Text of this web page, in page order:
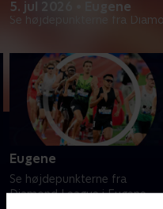
5. jul 2026 • Eugene
Se højdepunkterne fra
Eugene
Se højdepunkterne fra
Diamond League i Eugene.